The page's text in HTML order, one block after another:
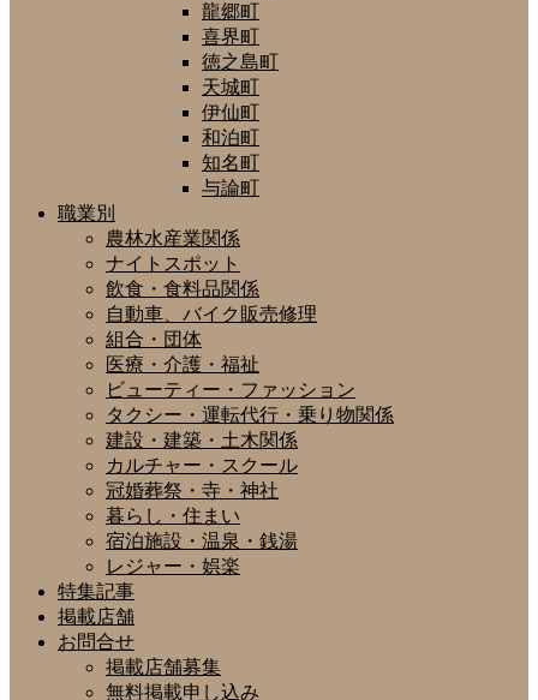
龍郷町
喜界町
徳之島町
天城町
伊仙町
和泊町
知名町
与論町
職業別
農林水産業関係
ナイトスポット
飲食・食料品関係
自動車、バイク販売修理
組合・団体
医療・介護・福祉
ビューティー・ファッション
タクシー・運転代行・乗り物関係
建設・建築・土木関係
カルチャー・スクール
冠婚葬祭・寺・神社
暮らし・住まい
宿泊施設・温泉・銭湯
レジャー・娯楽
特集記事
掲載店舗
お問合せ
掲載店舗募集
無料掲載申し込み